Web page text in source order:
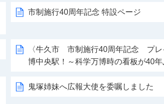
市制施行40周年記念 特設ページ
〈牛久市 市制施行40周年記念 プ
博中央駅！～科学万博時の看板が40年
鬼塚姉妹へ広報大使を委嘱しました